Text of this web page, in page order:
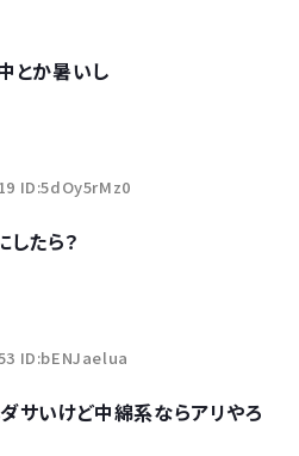
とか暑いし
ID:5dOy5rMz0
たら？
ID:bENJaelua
サいけど中綿系ならアリやろ